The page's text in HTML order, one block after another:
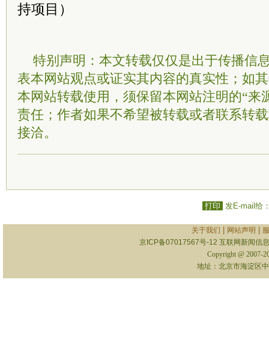
持项目）
特别声明：本文转载仅仅是出于传播信
表本网站观点或证实其内容的真实性；如
本网站转载使用，须保留本网站注明的“来
责任；作者如果不希望被转载或者联系转
接洽。
打印 发E-mail给
关于我们 网站声明
京ICP备07017567号-12 互联网新闻信
Copyright @ 2007-
地址：北京市海淀区